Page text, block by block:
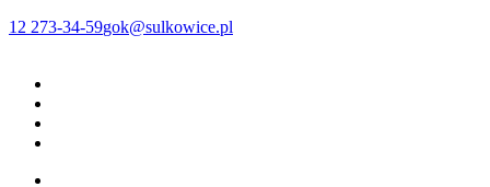
12 273-34-59gok@sulkowice.pl